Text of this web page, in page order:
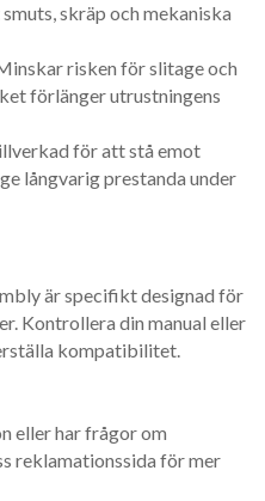
skräp och mekaniska
risken för slitage och
förlänger utrustningens
för att stå emot
långvarig prestanda under
är specifikt designad för
Kontrollera din manual eller
kompatibilitet.
eller har frågor om
reklamationssida för mer